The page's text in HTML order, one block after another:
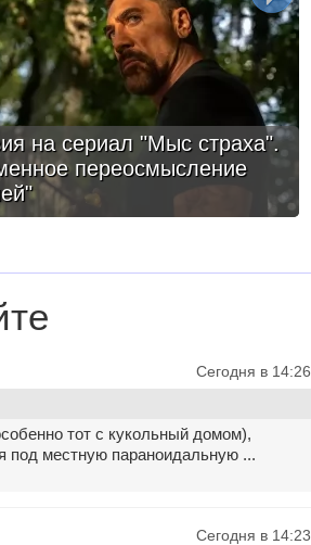
на сериал "Мыс страха".
переосмысление
Сегодня в 14:26
тот с кукольный домом),
под местную параноидальную ...
Сегодня в 14:23